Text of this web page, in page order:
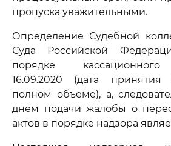
пропуска уважительными.
Определение Судебной
Суда Российской
порядке кассационного
16.09.2020 (дата
полном объеме), а,
днем подачи жалобы о
актов в порядке надзора